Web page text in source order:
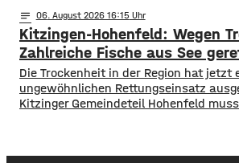
Menschen aus der Region um ihr
Polizei erstellen die Täter mithilfe von
Werbevideos oder fälschen
Persönlichkeiten. Ihr Ziel: echte
notes 06. August 2026 16:15
Kitzingen-Hohenfeld: Wegen
Zahlreiche Fische aus See
​​Die Trockenheit in der Region hat jetzt
ungewöhnlichen Rettungseinsatz
Kitzinger Gemeindeteil Hohenfeld